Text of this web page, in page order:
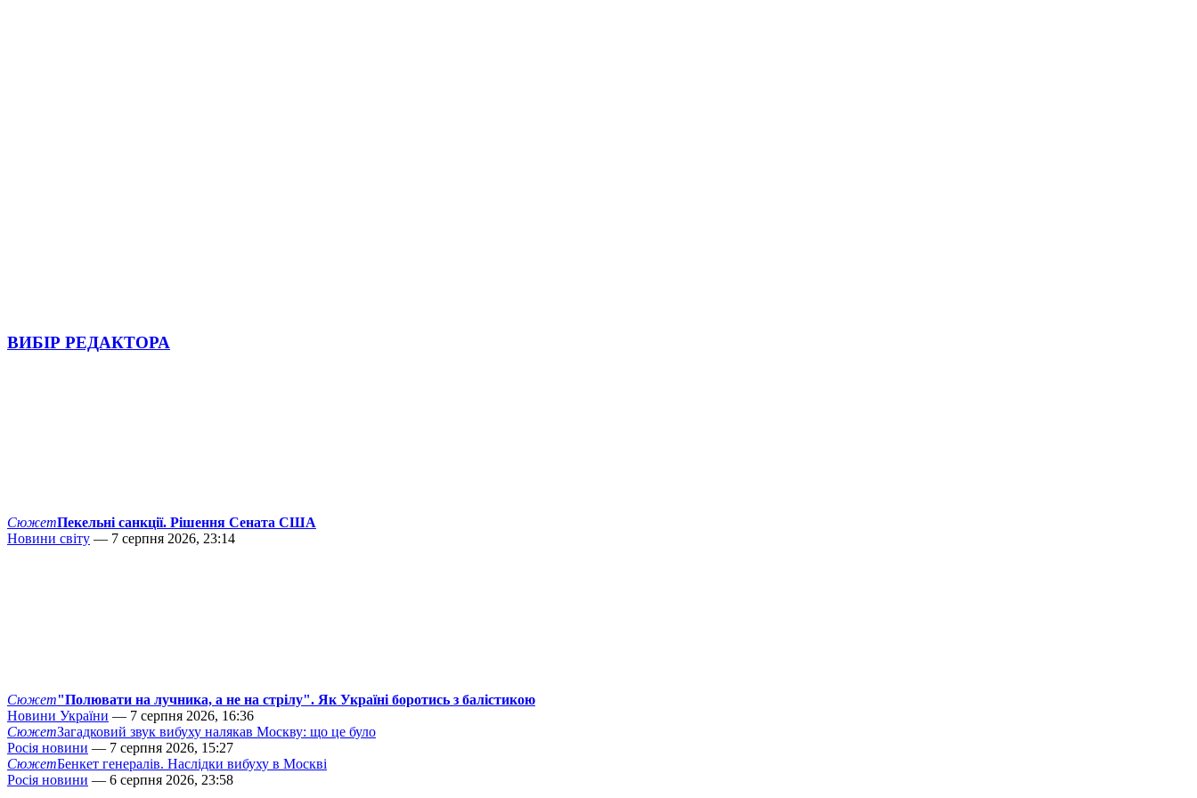
ВИБІР РЕДАКТОРА
СюжетПекельні санкції. Рішення Сената США
Новини світу — 7 серпня 2026, 23:14
Сюжет"Полювати на лучника, а не на стрілу". Як Україні боротись з балістикою
Новини України — 7 серпня 2026, 16:36
СюжетЗагадковий звук вибуху налякав Москву: що це було
Росія новини — 7 серпня 2026, 15:27
СюжетБенкет генералів. Наслідки вибуху в Москві
Росія новини — 6 серпня 2026, 23:58